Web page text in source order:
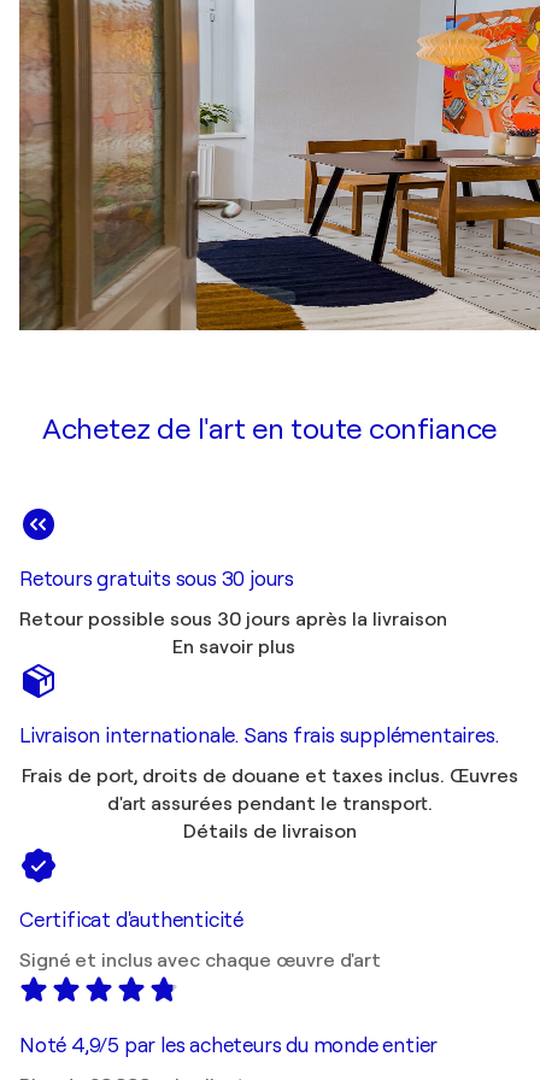
Achetez de l'art en toute confiance
Retours gratuits sous 30 jours
Retour possible sous 30 jours après la livraison
En savoir plus
Livraison internationale. Sans frais supplémentaires.
Frais de port, droits de douane et taxes inclus. Œuvres
d'art assurées pendant le transport.
Détails de livraison
Certificat d'authenticité
Signé et inclus avec chaque œuvre d'art
Noté 4,9/5 par les acheteurs du monde entier